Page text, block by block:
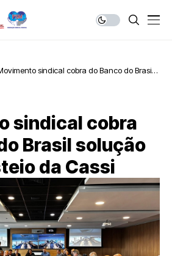
sindical cobra do Banco do Brasil
sindical cobra
Brasil solução
da Cassi